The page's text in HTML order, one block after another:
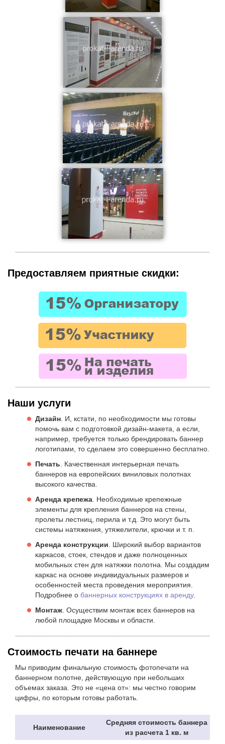
КОНСТРУКЦИИ В АРЕНДУ:
Аренда стендов для фотовыставки
Аренда ограждений
Аренда тантамаресок
Набор для церемонии открытия
Аренда мольбертов
Аренда стеллажей
Аренда вешалок и рейлов
Аренда мобильных стендов
Аренда экрана
Примерочная кабинка
Аренда флипчарта
Аренда занавеса
Красная дорожка
Аренда пьедестала
Аренда стульев
Аренда столов
Предоставляем приятные скидки:
Наши услуги
Дизайн . И, кстати, по необходимости мы готовы
помочь вам с подготовкой дизайн-макета, а если,
например, требуется только брендировать баннер
логотипами, то сделаем это совершенно бесплатно.
Печать . Качественная интерьерная печать
баннеров на европейских виниловых полотнах
высокого качества.
Аренда крепежа . Необходимые крепежные
элементы для крепления баннеров на стены,
пролеты лестниц, перила и т.д. Это могут быть
системы натяжения, утяжелители, крючки и т. п.
Аренда конструкции . Широкий выбор вариантов
каркасов, стоек, стендов и даже полноценных
мобильных стен для натяжки полотна. Мы создадим
каркас на основе индивидуальных размеров и
особенностей места проведения мероприятия.
Подробнее о баннерных конструкциях в аренду.
Монтаж . Осуществим монтаж всех баннеров на
любой площадке Москвы и области.
Стоимость печати на баннере
Мы приводим финальную стоимость фотопечати на
баннерном полотне, действующую при небольших
объемах заказа. Это не «цена от»: мы честно говорим
цифры, по которым готовы работать.
Наименование
Средняя стоимость баннера
из расчета 1 кв. м